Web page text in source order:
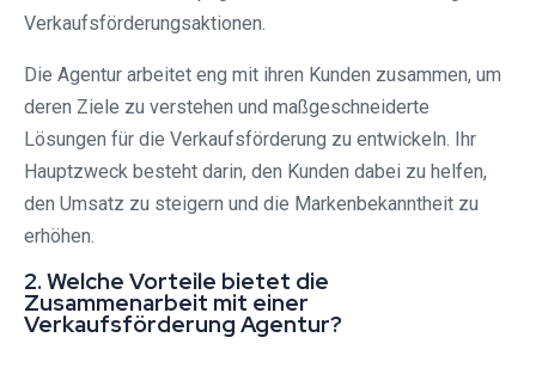
Verkaufsförderungsaktionen.
Die Agentur arbeitet eng mit ihren Kunden zusammen, um
deren Ziele zu verstehen und maßgeschneiderte
Lösungen für die Verkaufsförderung zu entwickeln. Ihr
Hauptzweck besteht darin, den Kunden dabei zu helfen,
den Umsatz zu steigern und die Markenbekanntheit zu
erhöhen.
2. Welche Vorteile bietet die
Zusammenarbeit mit einer
Verkaufsförderung Agentur?